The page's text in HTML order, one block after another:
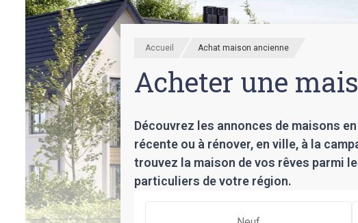
Accueil Achat maison ancienne
Acheter une
Découvrez les annonces de maisons
récente ou à rénover, en ville, à la
trouvez la maison de vos rêves parmi
particuliers de votre région.